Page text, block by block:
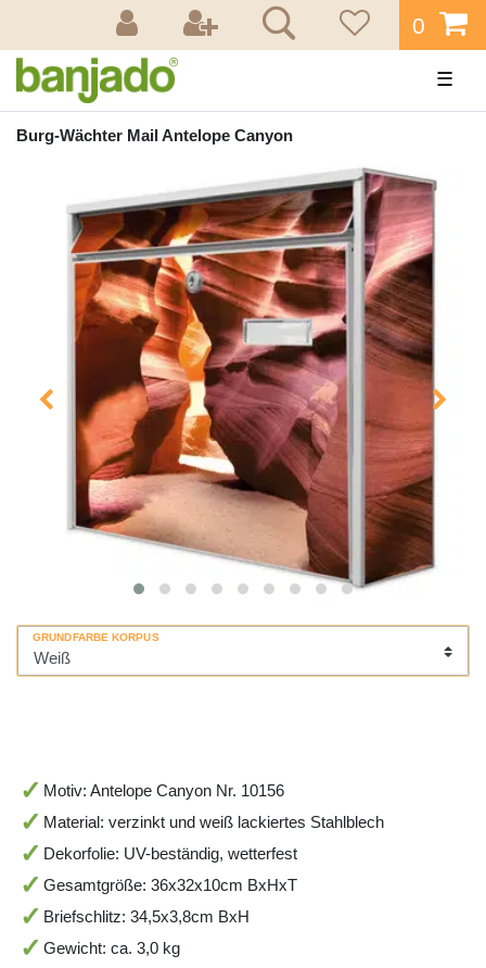
0
☰
Burg-Wächter Mail Antelope Canyon
GRUNDFARBE KORPUS
Motiv: Antelope Canyon Nr. 10156
Material: verzinkt und weiß lackiertes Stahlblech
Dekorfolie: UV-beständig, wetterfest
Gesamtgröße: 36x32x10cm BxHxT
Briefschlitz: 34,5x3,8cm BxH
Gewicht: ca. 3,0 kg